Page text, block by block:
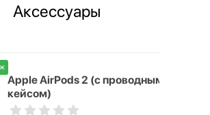
Аксессуары
Apple AirPods 2 (с проводным
кейсом)